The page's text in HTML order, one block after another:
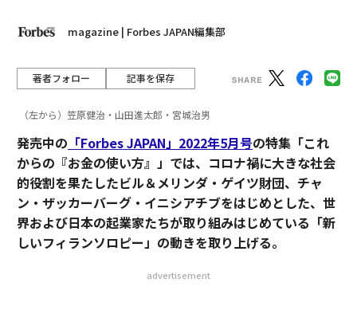
magazine | Forbes JAPAN編集部
著者フォロー 記事を保存
（左から）笠原健治・山田進太郎・宮城治男
発売中の 「Forbes JAPAN」2022年5月号の特集「これ
からの『お金の使い方』」では、コロナ禍に大きな社会
的役割を果たしたビル＆メリンダ・ゲイツ財団、チャ
ン・ザッカーバーグ・イニシアチブをはじめとした、世
界および日本の起業家たちが取り組みはじめている「新
しいフィランソロピー」の動きを取り上げる。
advertisement